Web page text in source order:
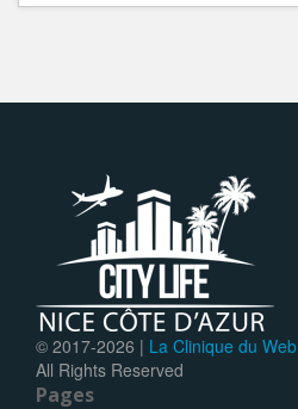
© 2017-2026 | La Clinique du Web
All Rights Reserved
Pages